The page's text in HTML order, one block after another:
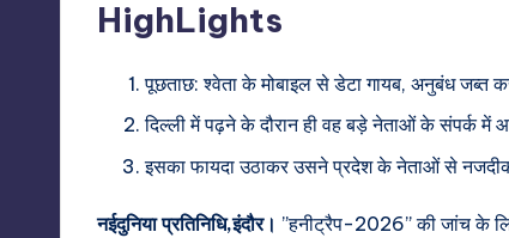
HighLights
पूछताछ: श्वेता के मोबाइल से डेटा गायब, अनुबंध जब्त
दिल्ली में पढ़ने के दौरान ही वह बड़े नेताओं के संपर्क में
इसका फायदा उठाकर उसने प्रदेश के नेताओं से
नईदुनिया प्रतिनिधि,इंदौर। ”हनीट्रैप-2026” की जांच के